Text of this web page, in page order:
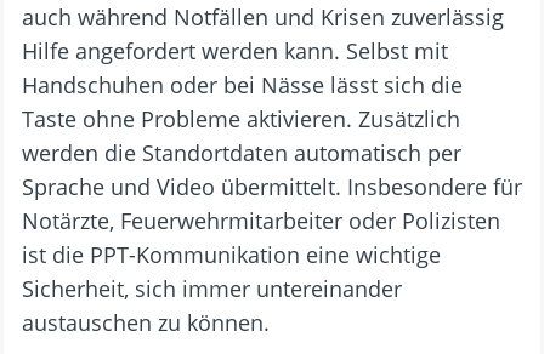
auch während Notfällen und Krisen zuverlässig
Hilfe angefordert werden kann. Selbst mit
Handschuhen oder bei Nässe lässt sich die
Taste ohne Probleme aktivieren. Zusätzlich
werden die Standortdaten automatisch per
Sprache und Video übermittelt. Insbesondere für
Notärzte, Feuerwehrmitarbeiter oder Polizisten
ist die PPT-Kommunikation eine wichtige
Sicherheit, sich immer untereinander
austauschen zu können.